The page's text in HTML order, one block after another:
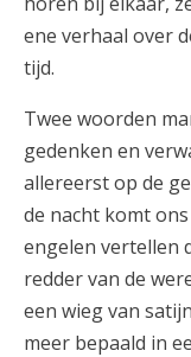
ene verhaal over
tijd.
Twee woorden
gedenken en
allereerst op de
de nacht komt
engelen vertellen
redder van de
een wieg van
meer bepaald in